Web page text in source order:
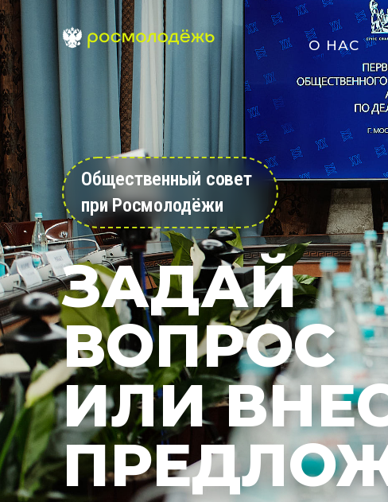
О НАС
Общественный совет
при Росмолодёжи
ЗАДАЙ
ВОПРОС
ИЛИ